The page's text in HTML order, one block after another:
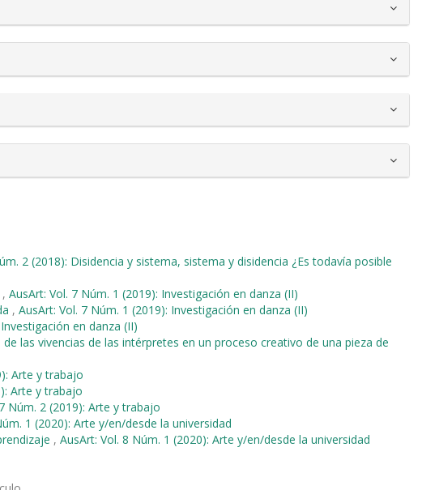
2 (2018): Disidencia y sistema, sistema y disidencia ¿Es todavía posible
, AusArt: Vol. 7 Núm. 1 (2019): Investigación en danza (II)
, AusArt: Vol. 7 Núm. 1 (2019): Investigación en danza (II)
en danza (II)
de las vivencias de las intérpretes en un proceso creativo de una pieza de
Arte y trabajo
Arte y trabajo
Núm. 2 (2019): Arte y trabajo
1 (2020): Arte y/en/desde la universidad
, AusArt: Vol. 8 Núm. 1 (2020): Arte y/en/desde la universidad